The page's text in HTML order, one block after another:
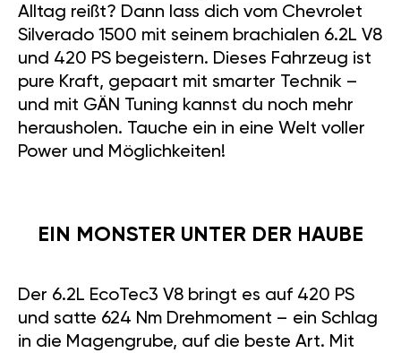
Alltag reißt? Dann lass dich vom Chevrolet
Silverado 1500 mit seinem brachialen 6.2L V8
und 420 PS begeistern. Dieses Fahrzeug ist
pure Kraft, gepaart mit smarter Technik –
und mit GÄN Tuning kannst du noch mehr
herausholen. Tauche ein in eine Welt voller
Power und Möglichkeiten!
EIN MONSTER UNTER DER HAUBE
Der 6.2L EcoTec3 V8 bringt es auf 420 PS
und satte 624 Nm Drehmoment – ein Schlag
in die Magengrube, auf die beste Art. Mit